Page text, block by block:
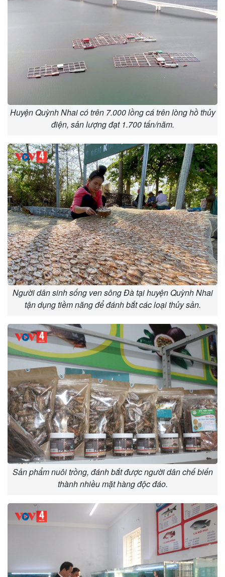
Huyện Quỳnh Nhai có trên 7.000 lồng cá trên lòng hồ thủy
điện, sản lượng đạt 1.700 tấn/năm.
Người dân sinh sống ven sông Đà tại huyện Quỳnh Nhai
tận dụng tiềm năng để đánh bắt các loại thủy sản.
Sản phẩm nuôi trồng, đánh bắt được người dân chế biến
thành nhiều mặt hàng độc đáo.